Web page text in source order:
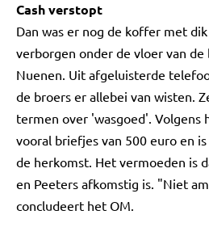
Cash verstopt
Dan was er nog de koffer met
verborgen onder de vloer van
Nuenen. Uit afgeluisterde
de broers er allebei van wisten.
termen over 'wasgoed'. Volgens
vooral briefjes van 500 euro en
de herkomst. Het vermoeden is
en Peeters afkomstig is. "Niet
concludeert het OM.